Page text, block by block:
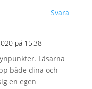
Svara
på 15:38
Läsarna
både dina och
en egen